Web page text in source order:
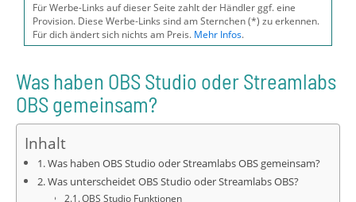
Für Werbe-Links auf dieser Seite zahlt der Händler ggf. eine
Provision. Diese Werbe-Links sind am Sternchen (*) zu erkennen.
Für dich ändert sich nichts am Preis. Mehr Infos.
Was haben OBS Studio oder Streamlabs
OBS gemeinsam?
Inhalt
Was haben OBS Studio oder Streamlabs OBS gemeinsam?
Was unterscheidet OBS Studio oder Streamlabs OBS?
OBS Studio Funktionen